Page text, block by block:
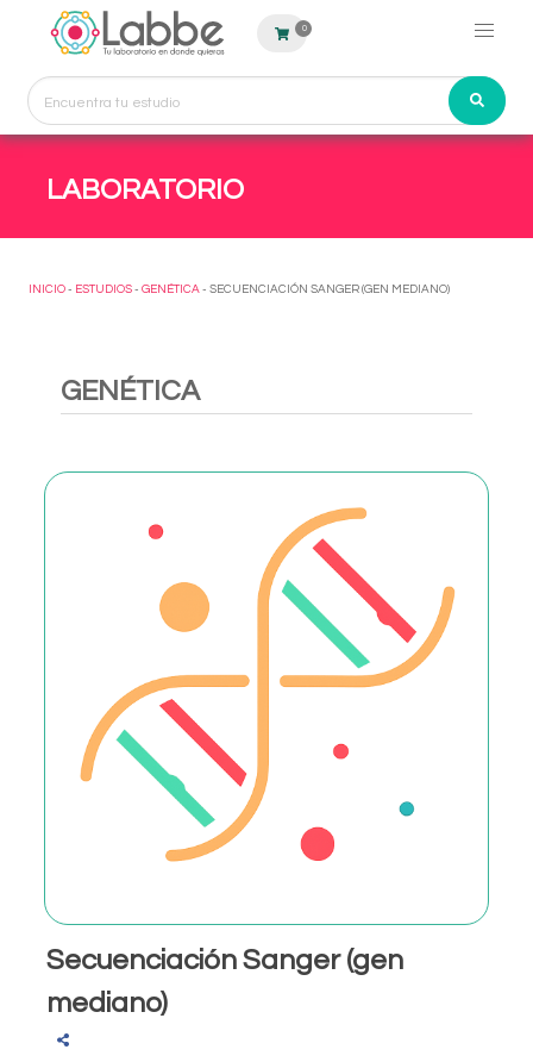
0
LABORATORIO
INICIO - ESTUDIOS - GENÉTICA - SECUENCIACIÓN SANGER (GEN MEDIANO)
GENÉTICA
Secuenciación Sanger (gen
mediano)